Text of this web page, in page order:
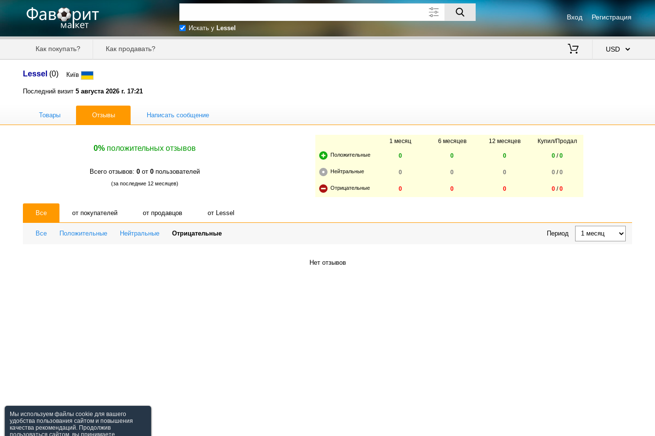
Вход Регистрация
Искать у Lessel
Как покупать? Как продавать?
Lessel (0) Київ
Последний визит 5 августа 2026 г. 17:21
Товары Отзывы Написать сообщение
0% положительных отзывов
Всего отзывов: 0 от 0 пользователей
(за последние 12 месяцев)
1 месяц 6 месяцев 12 месяцев Купил/Продал
Положительные 0 0 0 0/0
Нейтральные 0 0 0 0/0
Отрицательные 0 0 0 0/0
Все от покупателей от продавцов от Lessel
Все Положительные Нейтральные Отрицательные Период
Нет отзывов
Мы используем файлы cookie для вашего
удобства пользования сайтом и повышения
качества рекомендаций. Продолжив